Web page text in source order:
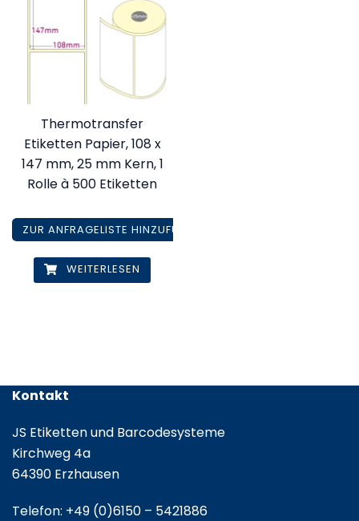
Thermotransfer
Etiketten Papier, 108 x
147 mm, 25 mm Kern, 1
Rolle à 500 Etiketten
ZUR ANFRAGELISTE HINZUFÜGEN
WEITERLESEN
Kontakt
JS Etiketten und Barcodesysteme
Kirchweg 4a
64390 Erzhausen
Telefon: +49 (0)6150 – 5421886